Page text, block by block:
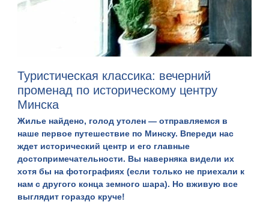
Туристическая классика: вечерний
променад по историческому центру
Минска
Жилье найдено, голод утолен — отправляемся в
наше первое путешествие по Минску. Впереди нас
ждет исторический центр и его главные
достопримечательности. Вы наверняка видели их
хотя бы на фотографиях (если только не приехали к
нам с другого конца земного шара). Но вживую все
выглядит гораздо круче!